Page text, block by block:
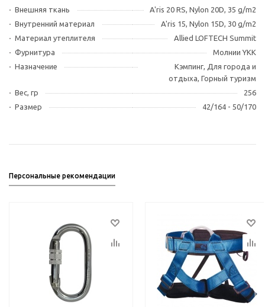
Внешняя ткань
A'ris 20 RS, Nylon 20D, 35 g/m2
Внутренний материал
A'ris 15, Nylon 15D, 30 g/m2
Материал утеплителя
Allied LOFTECH Summit
Фурнитура
Молнии YKK
Назначение
Кэмпинг, Для города и
отдыха, Горный туризм
Вес, гр
256
Размер
42/164 - 50/170
Персональные рекомендации